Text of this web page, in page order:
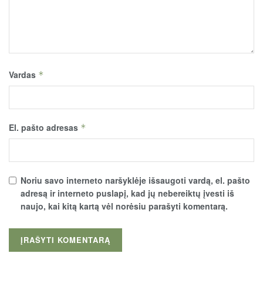
Vardas *
El. pašto adresas *
Noriu savo interneto naršyklėje išsaugoti vardą, el. pašto
adresą ir interneto puslapį, kad jų nebereiktų įvesti iš
naujo, kai kitą kartą vėl norėsiu parašyti komentarą.